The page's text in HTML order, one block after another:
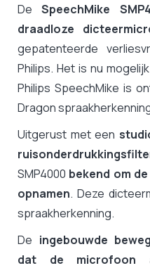
DeSpeechMike
draadloze
gepatenteerde
Philips. Het is nu
Philips SpeechMike is
Dragon
Uitgerust met een
SMP4000 bekend om
opnamen. Deze
spraakherkenning.
De ingebouwde
dat de microfoon